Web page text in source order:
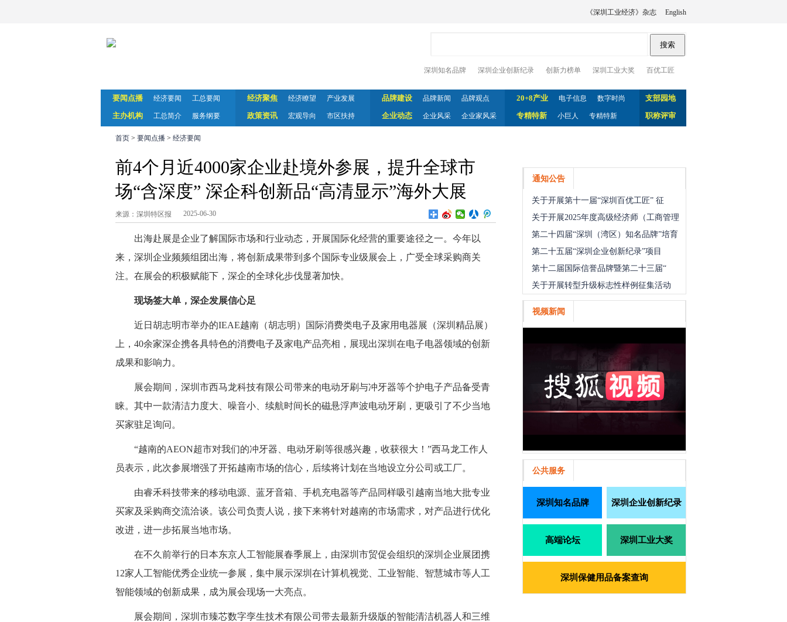
English
《深圳工业经济》杂志
深圳知名品牌 深圳企业创新纪录 创新力榜单 深圳工业大奖 百优工匠
要闻点播 经济要闻 工总要闻
主办机构 工总简介 服务纲要
经济聚焦 经济瞭望 产业发展
政策资讯 宏观导向 市区扶持
品牌建设 品牌新闻 品牌观点
企业动态 企业风采 企业家风采
20+8产业 电子信息 数字时尚
专精特新 小巨人 专精特新
支部园地
职称评审
首页 > 要闻点播 > 经济要闻
前4个月近4000家企业赴境外参展，提升全球市
场“含深度” 深企科创新品“高清显示”海外大展
来源：深圳特区报 2025-06-30
出海赴展是企业了解国际市场和行业动态，开展国际化经营的重要途径之一。今年以
来，深圳企业频频组团出海，将创新成果带到多个国际专业级展会上，广受全球采购商关
注。在展会的积极赋能下，深企的全球化步伐显著加快。
现场签大单，深企发展信心足
近日胡志明市举办的IEAE越南（胡志明）国际消费类电子及家用电器展（深圳精品展）
上，40余家深企携各具特色的消费电子及家电产品亮相，展现出深圳在电子电器领域的创新
成果和影响力。
展会期间，深圳市西马龙科技有限公司带来的电动牙刷与冲牙器等个护电子产品备受青
睐。其中一款清洁力度大、噪音小、续航时间长的磁悬浮声波电动牙刷，更吸引了不少当地
买家驻足询问。
“越南的AEON超市对我们的冲牙器、电动牙刷等很感兴趣，收获很大！”西马龙工作人
员表示，此次参展增强了开拓越南市场的信心，后续将计划在当地设立分公司或工厂。
由睿禾科技带来的移动电源、蓝牙音箱、手机充电器等产品同样吸引越南当地大批专业
买家及采购商交流洽谈。该公司负责人说，接下来将针对越南的市场需求，对产品进行优化
改进，进一步拓展当地市场。
在不久前举行的日本东京人工智能展春季展上，由深圳市贸促会组织的深圳企业展团携
12家人工智能优秀企业统一参展，集中展示深圳在计算机视觉、工业智能、智慧城市等人工
智能领域的创新成果，成为展会现场一大亮点。
展会期间，深圳市臻芯数字孪生技术有限公司带去最新升级版的智能清洁机器人和三维
通知公告
关于开展第十一届“深圳百优工匠” 征
关于开展2025年度高级经济师（工商管理
第二十四届“深圳（湾区）知名品牌”培育
第二十五届“深圳企业创新纪录”项目
第十二届国际信誉品牌暨第二十三届“
关于开展转型升级标志性样例征集活动
视频新闻
公共服务
深圳知名品牌 深圳企业创新纪录
高端论坛 深圳工业大奖
深圳保健用品备案查询